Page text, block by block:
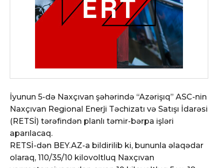
İyunun 5-də Naxçıvan şəhərində “Azərişıq” ASC-nin
Naxçıvan Regional Enerji Təchizatı və Satışı İdarəsi
(RETSİ) tərəfindən planlı təmir-bərpa işləri
aparılacaq.
RETSİ-dən BEY.AZ-a bildirilib ki, bununla əlaqədar
olaraq, 110/35/10 kilovoltluq Naxçıvan